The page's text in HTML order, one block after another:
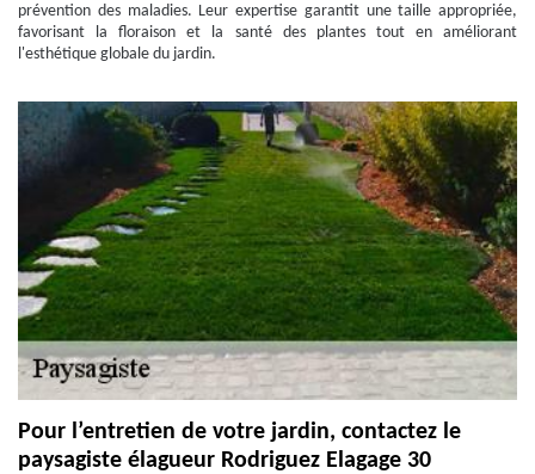
prévention des maladies. Leur expertise garantit une taille appropriée,
favorisant la floraison et la santé des plantes tout en améliorant
l'esthétique globale du jardin.
Pour l’entretien de votre jardin, contactez le
paysagiste élagueur Rodriguez Elagage 30